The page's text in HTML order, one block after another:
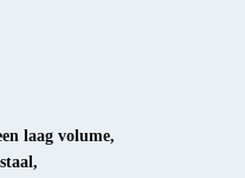
laag volume,
,